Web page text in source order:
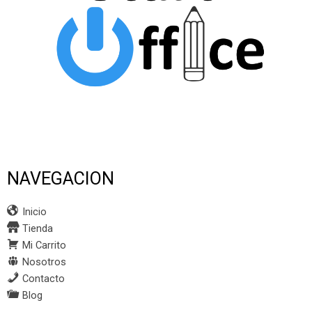
NAVEGACION
Inicio
Tienda
Mi Carrito
Nosotros
Contacto
Blog